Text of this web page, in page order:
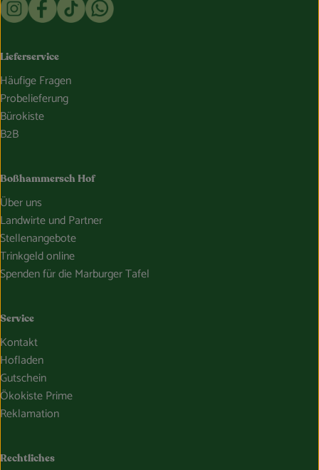
Lieferservice
Häufige Fragen
Probelieferung
Bürokiste
B2B
Boßhammersch Hof
Über uns
Landwirte und Partner
Stellenangebote
Trinkgeld online
Spenden für die Marburger Tafel
Service
Kontakt
Hofladen
Gutschein
Ökokiste Prime
Reklamation
Rechtliches